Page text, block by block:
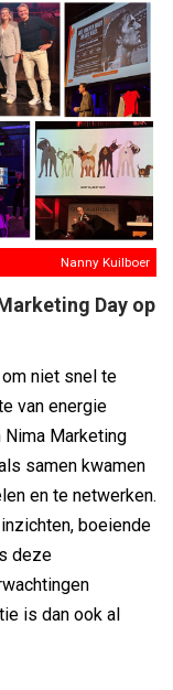
Nanny Kuilboer
Day op
om niet snel te
van energie
Nima Marketing
samen kwamen
en te netwerken.
boeiende
is dan ook al